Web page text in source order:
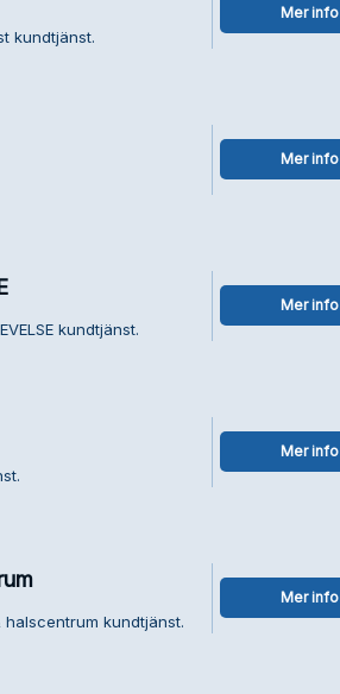
kundtjänst.
Mer info
Mer info
kundtjänst.
Mer info
Mer info
kundtjänst.
Mer info